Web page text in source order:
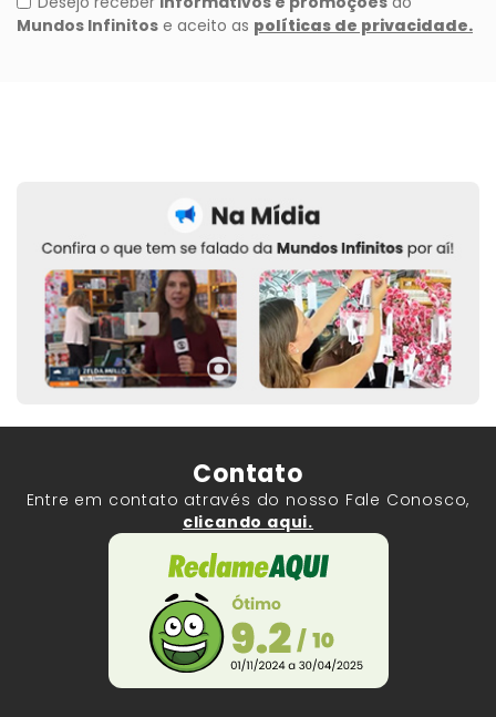
Contato
Entre em contato através do nosso Fale Conosco,
clicando aqui.